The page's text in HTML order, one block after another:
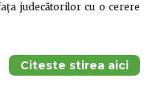
judecătorilor cu o cerere
Citeste stirea aici